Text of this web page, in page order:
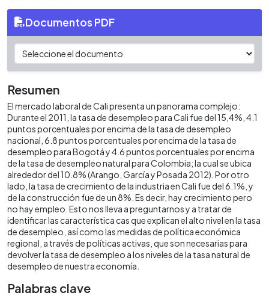
Documentos PDF
Resumen
El mercado laboral de Cali presenta un panorama complejo:
Durante el 2011, la tasa de desempleo para Cali fue del 15,4%, 4.1
puntos porcentuales por encima de la tasa de desempleo
nacional, 6.8 puntos porcentuales por encima de la tasa de
desempleo para Bogotá y 4.6 puntos porcentuales por encima
de la tasa de desempleo natural para Colombia; la cual se ubica
alrededor del 10.8% (Arango, García y Posada 2012). Por otro
lado, la tasa de crecimiento de la industria en Cali fue del 6.1%, y
de la construcción fue de un 8%. Es decir, hay crecimiento pero
no hay empleo. Esto nos lleva a preguntarnos y a tratar de
identificar las característica cas que explican el alto nivel en la tasa
de desempleo, así como las medidas de política económica
regional, a través de políticas activas, que son necesarias para
devolver la tasa de desempleo a los niveles de la tasa natural de
desempleo de nuestra economía.
Palabras clave